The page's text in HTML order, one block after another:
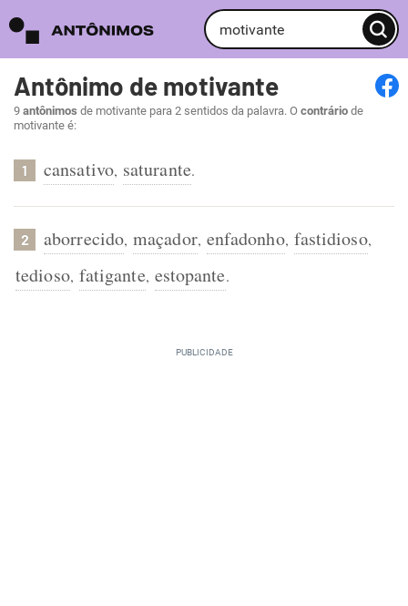
Antônimo de motivante
9 antônimos de motivante para 2 sentidos da palavra. O contrário de
motivante é:
1 cansativo, saturante.
2 aborrecido, maçador, enfadonho, fastidioso,
tedioso, fatigante, estopante.